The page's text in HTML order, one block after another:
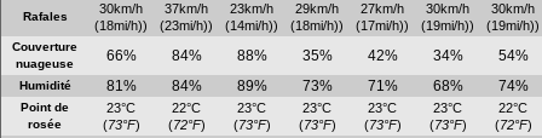
Rafales
30km/h
(18mi/h))
37km/h
(23mi/h))
23km/h
(14mi/h))
29km/h
(18mi/h))
27km/h
(17mi/h))
30km/h
(19mi/h))
30km/h
(19mi/h))
Couverture
nuageuse
66% 84% 88% 35% 42% 34% 54%
Humidité 81% 84% 89% 73% 71% 68% 74%
Point de
rosée
23°C
(73°F)
22°C
(72°F)
23°C
(73°F)
23°C
(73°F)
23°C
(73°F)
23°C
(73°F)
22°C
(72°F)